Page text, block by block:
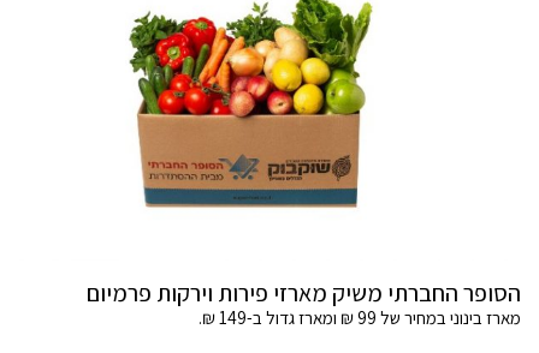
הסופר החברתי משיק מארזי פירות וירקות פרמיום
מארז בינוני במחיר של 99 ₪ ומארז גדול ב-149 ₪.